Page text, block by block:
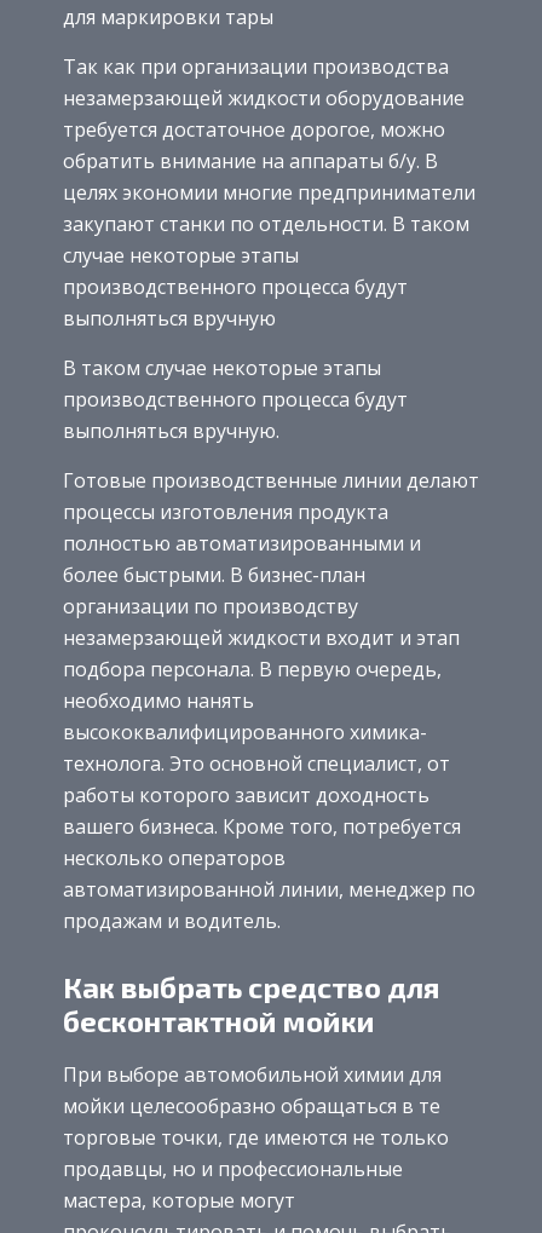
для маркировки тары
Так как при организации производства
незамерзающей жидкости оборудование
требуется достаточное дорогое, можно
обратить внимание на аппараты б/у. В
целях экономии многие предприниматели
закупают станки по отдельности. В таком
случае некоторые этапы
производственного процесса будут
выполняться вручную
В таком случае некоторые этапы
производственного процесса будут
выполняться вручную.
Готовые производственные линии делают
процессы изготовления продукта
полностью автоматизированными и
более быстрыми. В бизнес-план
организации по производству
незамерзающей жидкости входит и этап
подбора персонала. В первую очередь,
необходимо нанять
высококвалифицированного химика-
технолога. Это основной специалист, от
работы которого зависит доходность
вашего бизнеса. Кроме того, потребуется
несколько операторов
автоматизированной линии, менеджер по
продажам и водитель.
Как выбрать средство для
бесконтактной мойки
При выборе автомобильной химии для
мойки целесообразно обращаться в те
торговые точки, где имеются не только
продавцы, но и профессиональные
мастера, которые могут